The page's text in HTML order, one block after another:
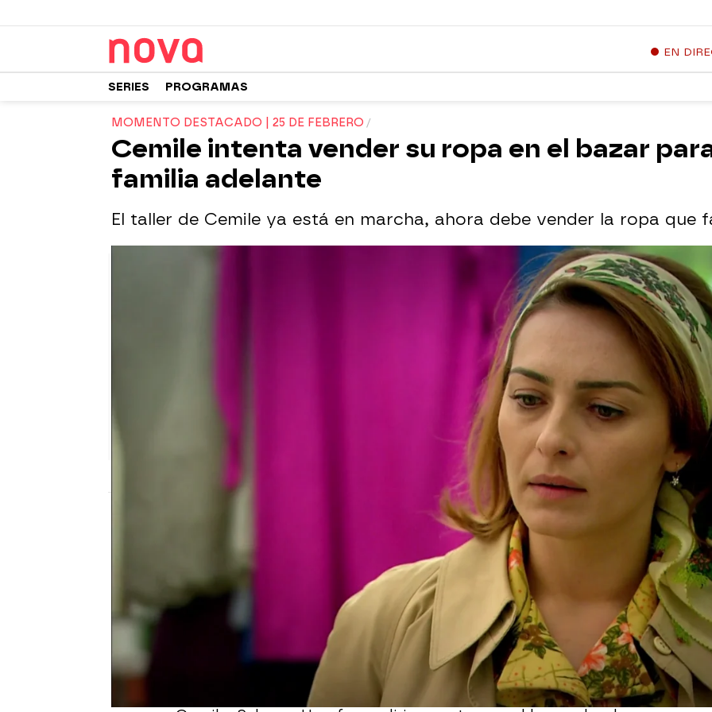
EN
SERIES PROGRAMAS
MOMENTO DESTACADO | 25 DE FEBRERO
Cemile intenta vender su ropa en el bazar
familia adelante
El taller de Cemile ya está en marcha, ahora debe vender la ropa que
25 de febrero de 2022, 21:34
WhatsappFacebook
Tras mucho esfuerzo, horas sin dormir y peleas con los
vecinos, el taller de Cemile está en marcha y las prendas que
hace son de primera calidad. Ahora llega el momento de
venderlas y Cemile ha decidido que, en vez de venderlas en
las tiendas tradicionales,
pondrá un puesto en el bazar, donde
sacará un mayor porcentaje de beneficio.